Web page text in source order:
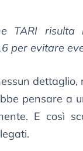
TARI
per evitare
pensare a
E così